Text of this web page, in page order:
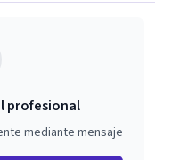
profesional
mediante mensaje